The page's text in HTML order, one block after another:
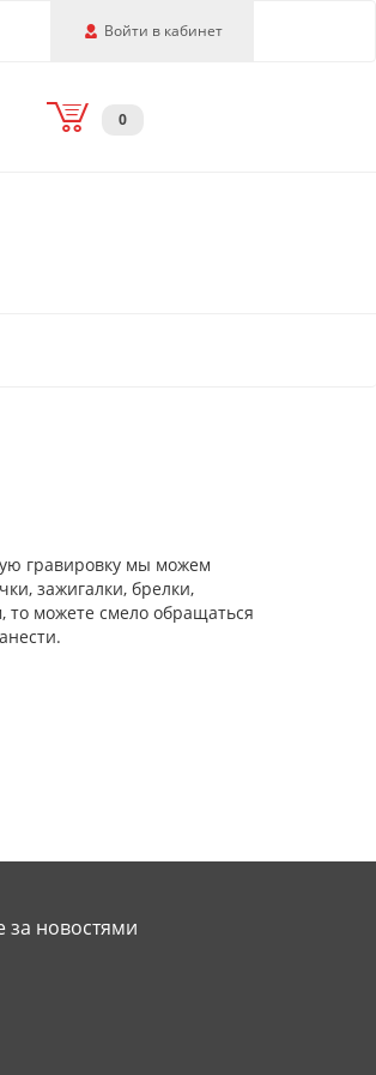
Войти в кабинет
0
гравировку мы можем
зажигалки, брелки,
то можете смело обращаться
за новостями